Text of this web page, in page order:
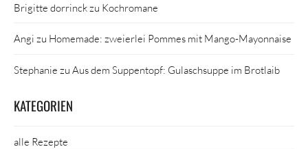
Brigitte dorrinckzu Kochromane
Angi zu Homemade: zweierlei Pommes mit Mango-Mayonnaise
Stephanie zu Aus dem Suppentopf: Gulaschsuppe im Brotlaib
KATEGORIEN
alle Rezepte